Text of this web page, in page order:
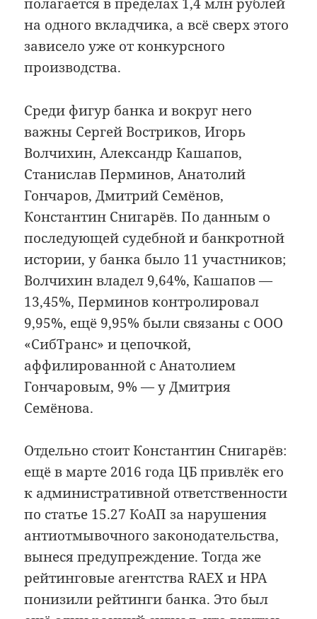
полагается в пределах 1,4 млн рублей
на одного вкладчика, а всё сверх этого
зависело уже от конкурсного
производства.
Среди фигур банка и вокруг него
важны Сергей Востриков, Игорь
Волчихин, Александр Кашапов,
Станислав Перминов, Анатолий
Гончаров, Дмитрий Семёнов,
Константин Снигарёв. По данным о
последующей судебной и банкротной
истории, у банка было 11 участников;
Волчихин владел 9,64%, Кашапов —
13,45%, Перминов контролировал
9,95%, ещё 9,95% были связаны с ООО
«СибТранс» и цепочкой,
аффилированной с Анатолием
Гончаровым, 9% — у Дмитрия
Семёнова.
Отдельно стоит Константин Снигарёв:
ещё в марте 2016 года ЦБ привлёк его
к административной ответственности
по статье 15.27 КоАП за нарушения
антиотмывочного законодательства,
вынеся предупреждение. Тогда же
рейтинговые агентства RAEX и НРА
понизили рейтинги банка. Это был